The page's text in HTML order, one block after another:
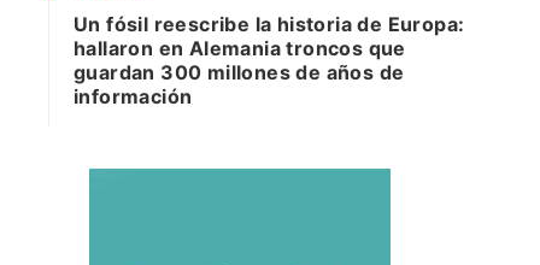
Un fósil reescribe la historia de Europa:
hallaron en Alemania troncos que
guardan 300 millones de años de
información